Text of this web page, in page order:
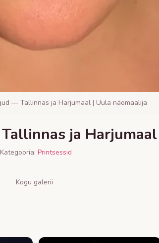
— Tallinnas ja Harjumaal | Uula näomaalija
ja
Kategooria: Printsessid
Kogu galerii